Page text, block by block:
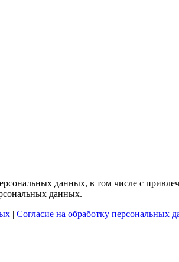
данных, в том числе с
данных.
| Согласие на обработку персональных